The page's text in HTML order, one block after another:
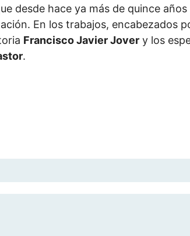
desde hace ya más de quince
En los trabajos, encabezados
Francisco Javier Jover y los
.